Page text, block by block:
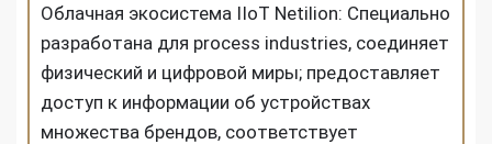
Облачная экосистема IIoT Netilion: Специально
разработана для process industries, соединяет
физический и цифровой миры; предоставляет
доступ к информации об устройствах
множества брендов, соответствует